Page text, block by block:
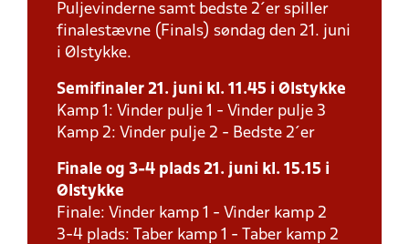
Puljevinderne samt bedste 2´er spiller
finalestævne (Finals) søndag den 21. juni
i Ølstykke.
Semifinaler 21. juni kl. 11.45 i Ølstykke
Kamp 1: Vinder pulje 1 - Vinder pulje 3
Kamp 2: Vinder pulje 2 - Bedste 2´er
Finale og 3-4 plads 21. juni kl. 15.15 i
Ølstykke
Finale: Vinder kamp 1 - Vinder kamp 2
3-4 plads: Taber kamp 1 - Taber kamp 2